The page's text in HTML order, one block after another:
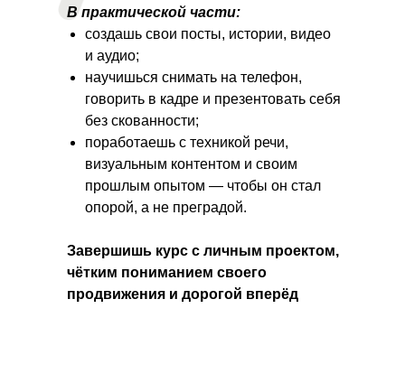
В практической части:
создашь свои посты, истории, видео
и аудио;
научишься снимать на телефон,
говорить в кадре и презентовать себя
без скованности;
поработаешь с техникой речи,
визуальным контентом и своим
прошлым опытом — чтобы он стал
опорой, а не преградой.
Завершишь курс с личным проектом,
чётким пониманием своего
продвижения и дорогой вперёд